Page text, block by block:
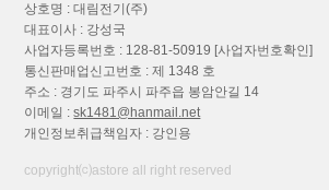
상호명 : 대림전기(주)
대표이사 : 강성국
사업자등록번호 : 128-81-50919 [사업자번호확인]
통신판매업신고번호 : 제 1348 호
주소 : 경기도 파주시 파주읍 봉암안길 14
이메일 :sk1481@hanmail.net
개인정보취급책임자 : 강인용
copyright⒞astore all right reserved